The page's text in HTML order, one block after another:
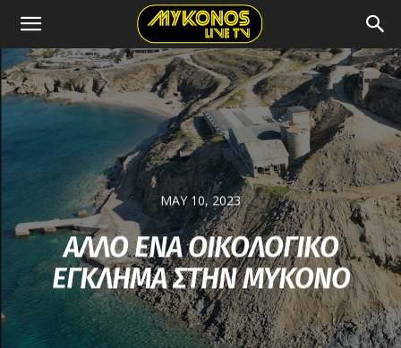
MAY 10, 2023
ΑΛΛΟ ΕΝΑ ΟΙΚΟΛΟΓΙΚΟ
ΕΓΚΛΗΜΑ ΣΤΗΝ ΜΥΚΟΝΟ